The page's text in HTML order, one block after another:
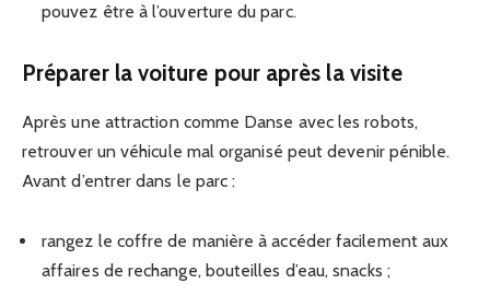
pouvez être à l’ouverture du parc.
Préparer la voiture pour après la visite
Après une attraction comme Danse avec les robots,
retrouver un véhicule mal organisé peut devenir pénible.
Avant d’entrer dans le parc :
rangez le coffre de manière à accéder facilement aux
affaires de rechange, bouteilles d’eau, snacks ;